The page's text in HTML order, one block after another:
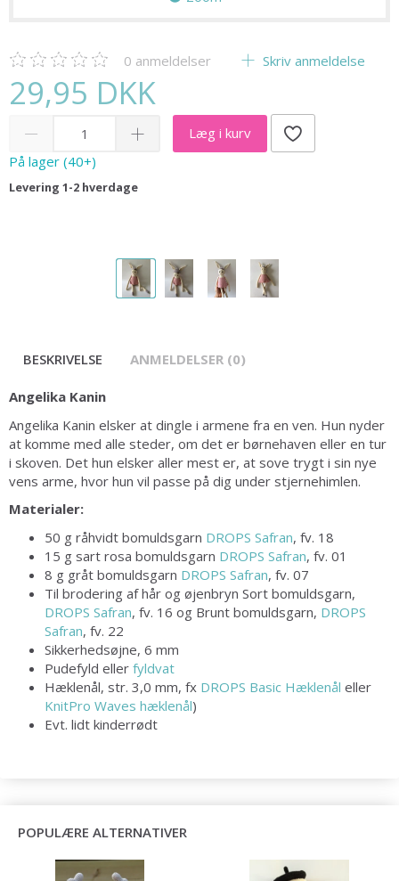
0 anmeldelser Skriv anmeldelse
29,95 DKK
Læg i kurv
På lager (40+)
Levering 1-2 hverdage
BESKRIVELSE ANMELDELSER (0)
Angelika Kanin
Angelika Kanin elsker at dingle i armene fra en ven. Hun nyder
at komme med alle steder, om det er børnehaven eller en tur
i skoven. Det hun elsker aller mest er, at sove trygt i sin nye
vens arme, hvor hun vil passe på dig under stjernehimlen.
Materialer:
50 g råhvidt bomuldsgarn DROPS Safran, fv. 18
15 g sart rosa bomuldsgarn DROPS Safran, fv. 01
8 g gråt bomuldsgarn DROPS Safran, fv. 07
Til brodering af hår og øjenbryn Sort bomuldsgarn,
DROPS Safran, fv. 16 og Brunt bomuldsgarn, DROPS
Safran, fv. 22
Sikkerhedsøjne, 6 mm
Pudefyld eller fyldvat
Hæklenål, str. 3,0 mm, fx DROPS Basic Hæklenål eller
KnitPro Waves hæklenål)
Evt. lidt kinderrødt
POPULÆRE ALTERNATIVER